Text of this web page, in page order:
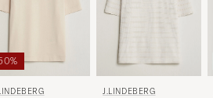
J.LINDEBERG